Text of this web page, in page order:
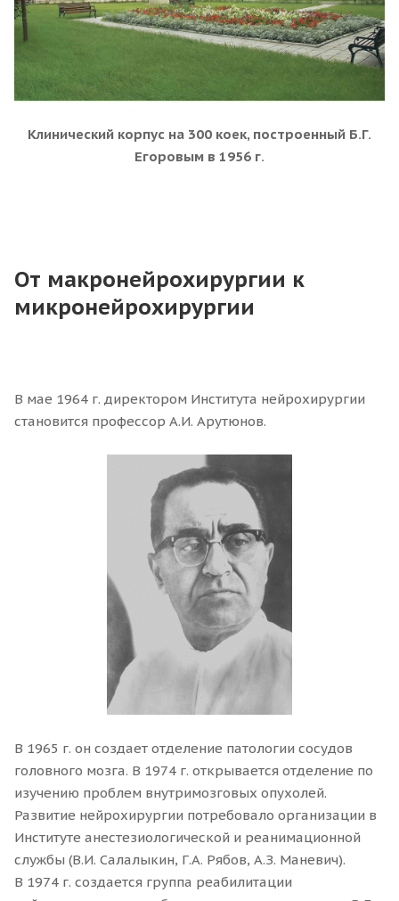
Клинический корпус на 300 коек, построенный Б.Г.
Егоровым в 1956 г.
От макронейрохирургии к
микронейрохирургии
В мае 1964 г. директором Института нейрохирургии
становится профессор А.И. Арутюнов.
В 1965 г. он создает отделение патологии сосудов
головного мозга. В 1974 г. открывается отделение по
изучению проблем внутримозговых опухолей.
Развитие нейрохирургии потребовало организации в
Институте анестезиологической и реанимационной
службы (В.И. Салалыкин, Г.А. Рябов, А.З. Маневич).
В 1974 г. создается группа реабилитации